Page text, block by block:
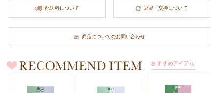
配送料について 返品・交換について
商品についてのお問い合わせ